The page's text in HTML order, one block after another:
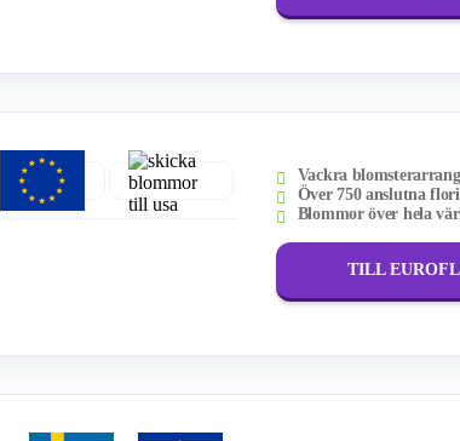
Vackra
Över 750 anslutna
Blommor över hela
TILL